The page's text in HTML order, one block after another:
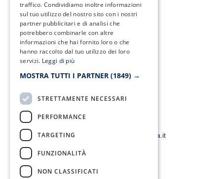
Email:
smacampaniaspa@pec.it –
info@smacampania.it
T
w
i
t
t
e
r
I
n
s
t
a
g
r
m
Y
o
u
t
u
b
e
traffico. Condividiamo inoltre informazioni
sul tuo utilizzo del nostro sito con i nostri
partner pubblicitari e di analisi che
potrebbero combinarle con altre
informazioni che hai fornito loro o che
hanno raccolto dal tuo utilizzo dei loro
servizi. Leggi di più
MOSTRA TUTTI I PARTNER (1849) →
STRETTAMENTE NECESSARI
PERFORMANCE
TARGETING
FUNZIONALITÀ
NON CLASSIFICATI